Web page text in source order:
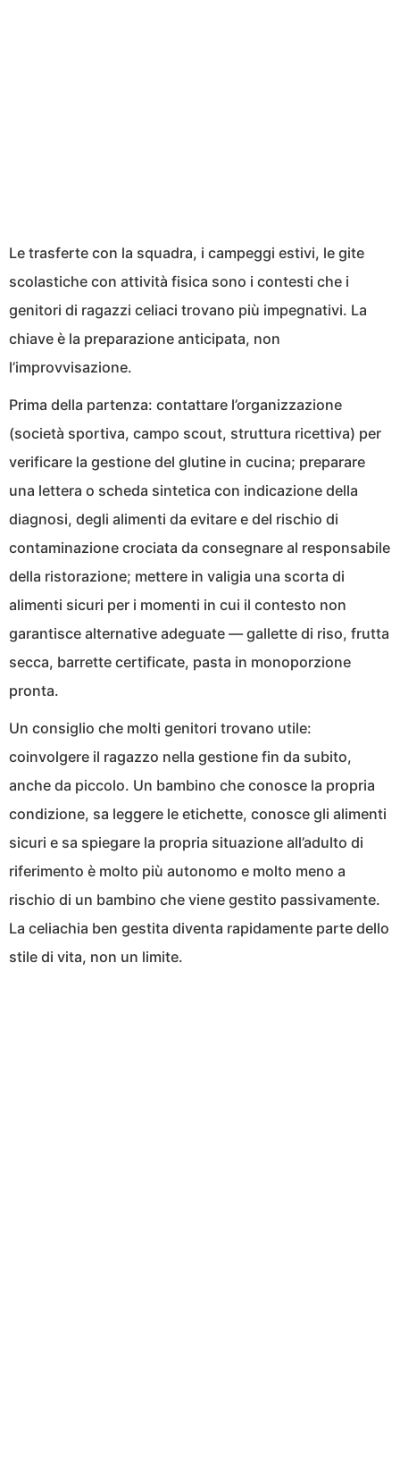
Le trasferte con la squadra, i campeggi estivi, le gite
scolastiche con attività fisica sono i contesti che i
genitori di ragazzi celiaci trovano più impegnativi. La
chiave è la preparazione anticipata, non
l’improvvisazione.
Prima della partenza: contattare l’organizzazione
(società sportiva, campo scout, struttura ricettiva) per
verificare la gestione del glutine in cucina; preparare
una lettera o scheda sintetica con indicazione della
diagnosi, degli alimenti da evitare e del rischio di
contaminazione crociata da consegnare al responsabile
della ristorazione; mettere in valigia una scorta di
alimenti sicuri per i momenti in cui il contesto non
garantisce alternative adeguate — gallette di riso, frutta
secca, barrette certificate, pasta in monoporzione
pronta.
Un consiglio che molti genitori trovano utile:
coinvolgere il ragazzo nella gestione fin da subito,
anche da piccolo. Un bambino che conosce la propria
condizione, sa leggere le etichette, conosce gli alimenti
sicuri e sa spiegare la propria situazione all’adulto di
riferimento è molto più autonomo e molto meno a
rischio di un bambino che viene gestito passivamente.
La celiachia ben gestita diventa rapidamente parte dello
stile di vita, non un limite.